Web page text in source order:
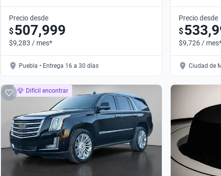
4WD • Automático
Precio desde
$507,999
$9,283 / mes*
Puebla • Entrega 16 a 30 días
4WD •
Precio desde
$
$9,726 /
Ciudad de
Difícil encontrar